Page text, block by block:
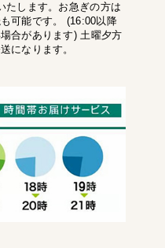
たします。お急ぎの方は
も可能です。 (16:00以降
合があります) 土曜夕方
になります。